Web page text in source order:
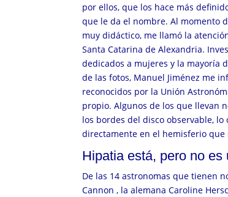
por ellos, que los hace más
que le da el nombre.Al momento
muy didáctico, me llamó la
Santa Catarina de Alexandria.
dedicados a mujeres y la mayoría
de las fotos, Manuel Jiménez me
reconocidos por la Unión
propio. Algunos de los que llevan
los bordes del disco observable,
directamente en el hemisferio que
Hipatia está, pero no es
De las 14 astronomas que tienen
Cannon , la alemanaCaroline